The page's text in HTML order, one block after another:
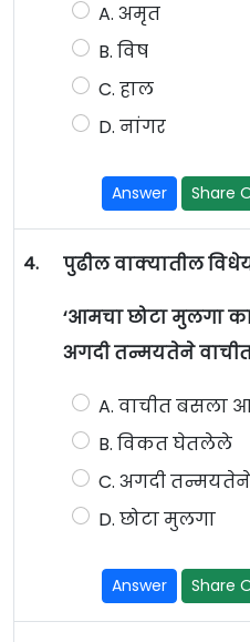
A. अमृत
B. विष
C. हाल
D. नांगर
Answer Share
4. पुढील वाक्यातील
‘आमचा छोटा मुलगा
अगदी तन्मयतेने
A. वाचीत बसला
B. विकत घेतलेले
C. अगदी तन्मयतेने
D. छोटा मुलगा
Answer Share